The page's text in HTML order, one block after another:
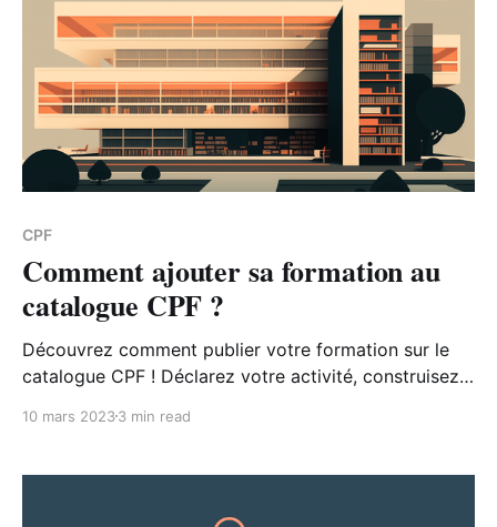
CPF
Comment ajouter sa formation au
catalogue CPF ?
Découvrez comment publier votre formation sur le
catalogue CPF ! Déclarez votre activité, construisez
vos offres.
10 mars 20233 min read